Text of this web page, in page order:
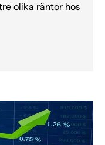
olika räntor hos